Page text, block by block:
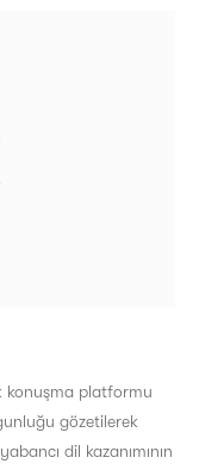
konuşma platformu
gözetilerek
dil kazanımının